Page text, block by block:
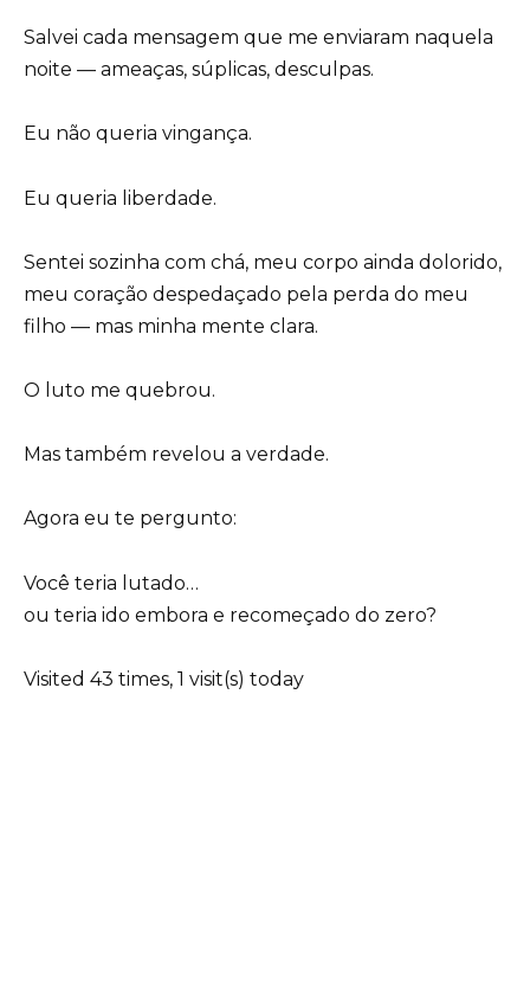
Salvei cada mensagem que me enviaram naquela
noite — ameaças, súplicas, desculpas.
Eu não queria vingança.
Eu queria liberdade.
Sentei sozinha com chá, meu corpo ainda dolorido,
meu coração despedaçado pela perda do meu
filho — mas minha mente clara.
O luto me quebrou.
Mas também revelou a verdade.
Agora eu te pergunto:
Você teria lutado…
ou teria ido embora e recomeçado do zero?
Visited 43 times, 1 visit(s) today